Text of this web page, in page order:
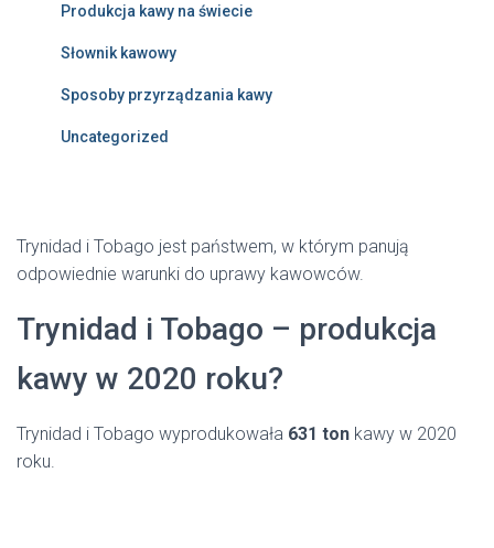
Produkcja kawy na świecie
Słownik kawowy
Sposoby przyrządzania kawy
Uncategorized
Trynidad i Tobago jest państwem, w którym panują
odpowiednie warunki do uprawy kawowców.
Trynidad i Tobago – produkcja
kawy w 2020 roku?
Trynidad i Tobago wyprodukowała 631 ton kawy w 2020
roku.